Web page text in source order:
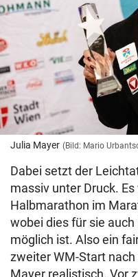
Julia Mayer (Bild: Mario
Dabei setzt der
massiv unter Druck.
Halbmarathon im
wobei dies für sie
möglich ist. Also ein
zweiter WM-Start
Mayer realistisch. Vor